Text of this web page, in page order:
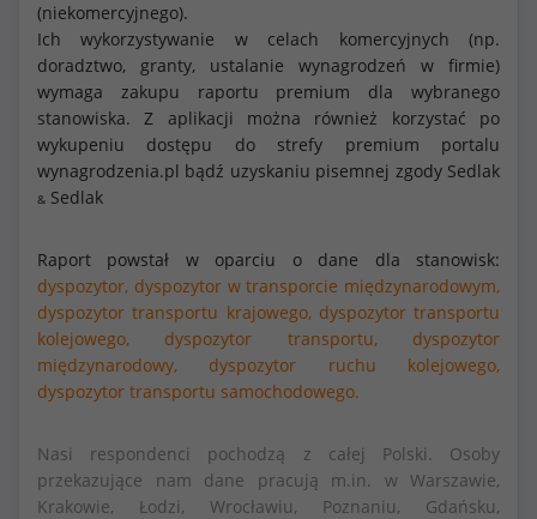
(niekomercyjnego).
Ich wykorzystywanie w celach komercyjnych (np.
doradztwo, granty, ustalanie wynagrodzeń w firmie)
wymaga zakupu raportu premium dla wybranego
stanowiska. Z aplikacji można również korzystać po
wykupeniu dostępu do strefy premium portalu
wynagrodzenia.pl bądź uzyskaniu pisemnej zgody Sedlak
& Sedlak
Raport powstał w oparciu o dane dla stanowisk:
dyspozytor, dyspozytor w transporcie międzynarodowym,
dyspozytor transportu krajowego, dyspozytor transportu
kolejowego,
dyspozytor transportu,
dyspozytor
międzynarodowy,
dyspozytor ruchu kolejowego,
dyspozytor transportu samochodowego.
Nasi respondenci pochodzą z całej Polski. Osoby
przekazujące nam dane pracują m.in. w Warszawie,
Krakowie, Łodzi, Wrocławiu, Poznaniu, Gdańsku,